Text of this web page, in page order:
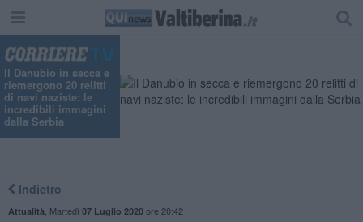
Il Danubio in secca e
riemergono 20 relitti
di navi naziste: le
incredibili immagini
dalla Serbia
Indietro
Attualità Martedì 07 Luglio 2020ore 20:42